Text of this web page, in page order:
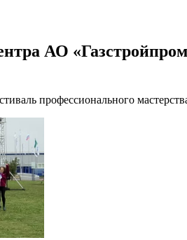
АО
профессионального